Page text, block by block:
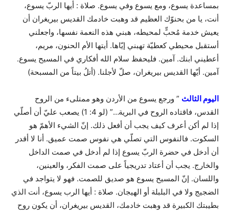
بمساعدة يسوع، ومع يسوع وفي يسوع. صلاة : أيها الربّ يسوع،
أنت، يا من بحنوّك العظيم قد وهبت خادمك القديس بيريغران أن
يعيش خدمة مُحبٍّ لمحيطه، هبني هذه النعمة نفسها، واجعلني
أستقبل محيطي كعطيّة تهبني إيّاها. أيتها الأم الحنون، مريم،
أعطيني ابنك. آمين. فليحفظ سلام الله أفكاري في المسيح يسوع.
آمين. أيّها القديس بيريغران، صلّ لأجلنا. (أتلُ بيتاً من المسبحة)
اليوم الثالث ” ورجع يسوع من الأردن وهو ممتلىء من الروح
القدس، فاقتاده الروح في البرية…” (لو 4: 1) يصعب عليّ أن أصلّي
إذا لم أكن أعرف كيف يجب أن أفعل ذلك. إنّ الشيء الأهمّ هو
السكوت. فالنفوس التي تصلّي هي نفوس صمت عميق. أنا لا أقدر
أن أدخل في حضرة الربّ يسوع إذا لم أدخل في صمت الداخل
والخارج. يجب أن أعتاد تدريجياً على صمت الفكر، والعينين،
واللسان. إنّ المسيح يسوع هو صديق للصمت. فهو لا يتواجد في
الضجيج ولا في البلبلة أو الهيجان. صلاة : أيها الرب يسوع، أنت الذي
بطيبتك الكبيرة قد وهبت خادمك، القديس بيريغران، أن يكون روح